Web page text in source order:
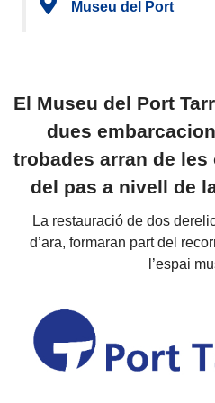
Museu del Port
El Museu del Port
dues
trobades arran de
del pas a nivell de
La restauració de dos
d’ara, formaran part del
l’espai